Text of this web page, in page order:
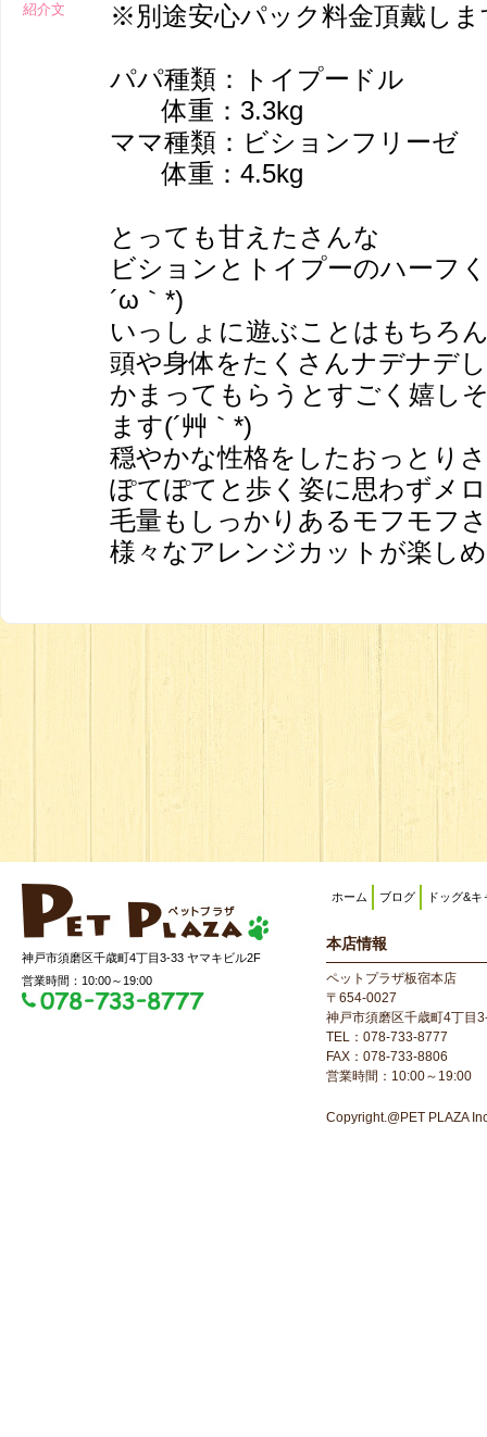
紹介文 ※別途安心パック料金頂戴しま
パパ種類：トイプードル
体重：3.3kg
ママ種類：ビションフリーゼ
体重：4.5kg
とっても甘えたさんな
ビションとトイプーのハーフ
´ω｀*)
いっしょに遊ぶことはもちろ
頭や身体をたくさんナデナデ
かまってもらうとすごく嬉し
ます(´艸｀*)
穏やかな性格をしたおっとり
ぽてぽてと歩く姿に思わずメ
毛量もしっかりあるモフモフ
様々なアレンジカットが楽し
神戸市須磨区千歳町4丁目3-33 ヤマキビル2F
営業時間：10:00～19:00
ホーム ブログ ドッグ&キ
本店情報
ペットプラザ板宿本店
〒654-0027
神戸市須磨区千歳町4丁目
TEL：078-733-8777
FAX：078-733-8806
営業時間：10:00～19:00
Copyright.@PET PLAZA